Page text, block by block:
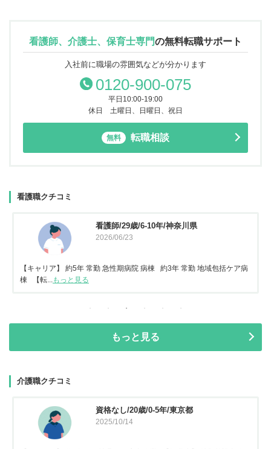
看護師、介護士、保育士専門の無料転職サポート
入社前に職場の雰囲気などが分かります
0120-900-075
平日10:00-19:00
休日 土曜日、日曜日、祝日
無料 転職相談
看護職クチコミ
看護師/29歳/6-10年/神奈川県
2026/06/23
【キャリア】 約5年 常勤 急性期病院 病棟 約3年 常勤 地域包括ケア病
棟 【転...もっと見る
もっと見る
介護職クチコミ
資格なし/20歳/0-5年/東京都
2025/10/14